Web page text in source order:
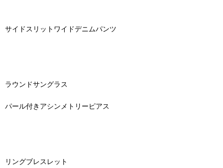
サイドスリットワイドデニムパンツ
ラウンドサングラス
パール付きアシンメトリーピアス
リングブレスレット